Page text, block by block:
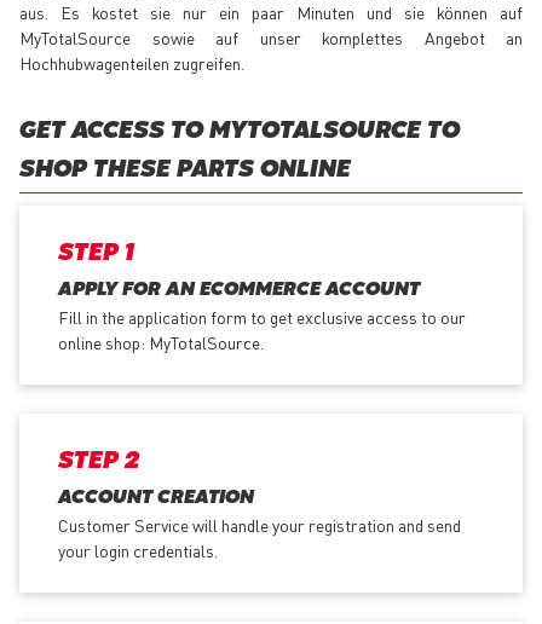
aus. Es kostet sie nur ein paar Minuten und sie können auf
MyTotalSource sowie auf unser komplettes Angebot an
Hochhubwagenteilen zugreifen.
GET ACCESS TO MYTOTALSOURCE TO
SHOP THESE PARTS ONLINE
STEP 1
APPLY FOR AN ECOMMERCE ACCOUNT
Fill in the application form to get exclusive access to our
online shop: MyTotalSource.
STEP 2
ACCOUNT CREATION
Customer Service will handle your registration and send
your login credentials.